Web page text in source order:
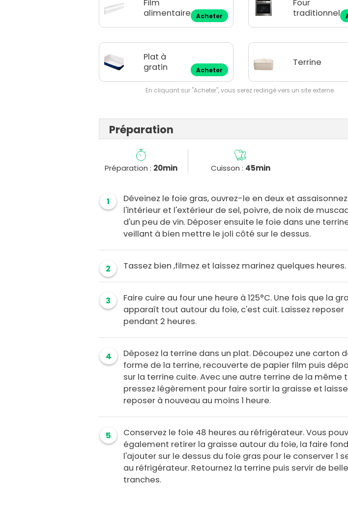
Film
alimentaire
Acheter
Four
traditionnel
Plat à
gratin
Acheter
Terrine
En cliquant sur "Acheter", vous serez redirigé vers un site externe.
Préparation
Préparation : 20min Cuisson : 45min
1
Déveinez le foie gras, ouvrez-le en deux et assaisonnez
l'intérieur et l'extérieur de sel, poivre, de noix de
d'un peu de vin. Déposer ensuite le foie dans une
veillant à bien mettre le joli côté sur le dessus.
2 Tassez bien ,filmez et laissez marinez quelques heures.
3
Faire cuire au four une heure à 125°C. Une fois que la
apparaît tout autour du foie, c'est cuit. Laissez reposer
pendant 2 heures.
4
Déposez la terrine dans un plat. Découpez une carton
forme de la terrine, recouverte de papier film puis
sur la terrine cuite. Avec une autre terrine de la même
pressez légèrement pour faire sortir la graisse et
reposer à nouveau au moins 1 heure.
5
Conservez le foie 48 heures au réfrigérateur. Vous
également retirer la graisse autour du foie, la faire
l'ajouter sur le dessus du foie gras pour le conserver 1
au réfrigérateur. Retournez la terrine puis servir de
tranches.